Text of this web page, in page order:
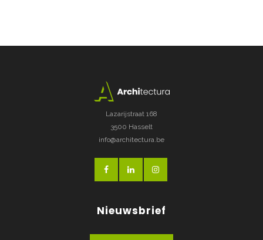
Lazarijstraat 168
3500 Hasselt
info@architectura.be
Nieuwsbrief